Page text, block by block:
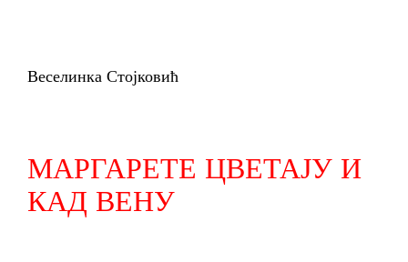
Веселинка Стојковић
МАРГАРЕТЕ ЦВЕТАЈУ И
КАД ВЕНУ